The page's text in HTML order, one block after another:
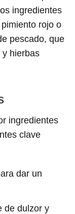
ingredientes
rojo o
pescado, que
y hierbas
ingredientes
clave
dar un
de dulzor y